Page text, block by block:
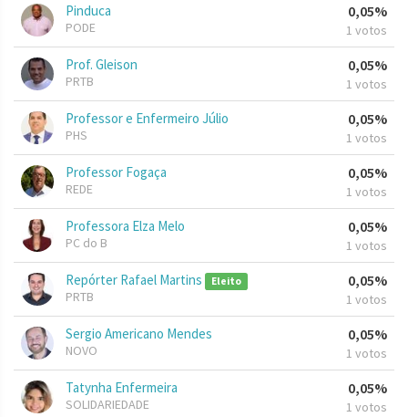
Pinduca
PODE
0,05%
1 votos
Prof. Gleison
PRTB
0,05%
1 votos
Professor e Enfermeiro Júlio
PHS
0,05%
1 votos
Professor Fogaça
REDE
0,05%
1 votos
Professora Elza Melo
PC do B
0,05%
1 votos
Repórter Rafael Martins Eleito
PRTB
0,05%
1 votos
Sergio Americano Mendes
NOVO
0,05%
1 votos
Tatynha Enfermeira
SOLIDARIEDADE
0,05%
1 votos